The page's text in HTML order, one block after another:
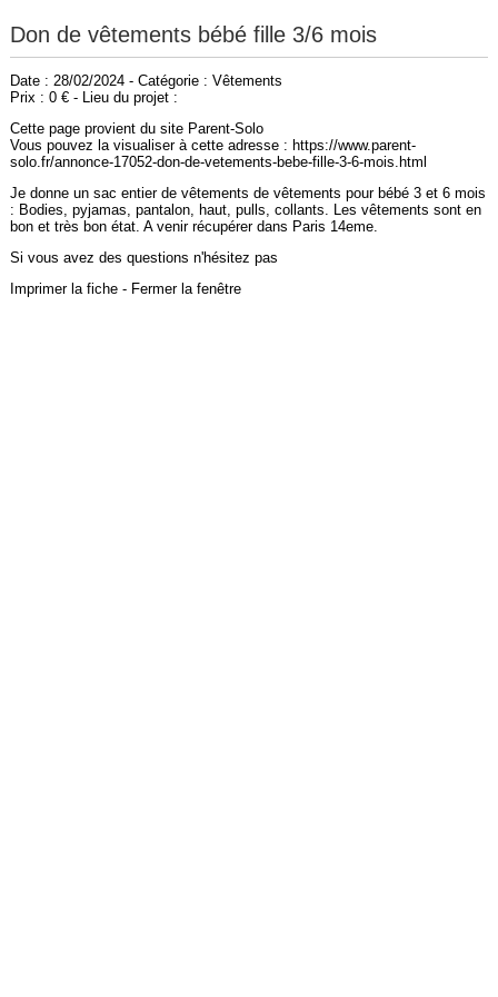
Don de vêtements bébé fille 3/6 mois
Date : 28/02/2024 - Catégorie : Vêtements
Prix : 0 € - Lieu du projet :
Cette page provient du site Parent-Solo
Vous pouvez la visualiser à cette adresse : https://www.parent-
solo.fr/annonce-17052-don-de-vetements-bebe-fille-3-6-mois.html
Je donne un sac entier de vêtements de vêtements pour bébé 3 et 6 mois
: Bodies, pyjamas, pantalon, haut, pulls, collants. Les vêtements sont en
bon et très bon état. A venir récupérer dans Paris 14eme.
Si vous avez des questions n'hésitez pas
Imprimer la fiche- Fermer la fenêtre